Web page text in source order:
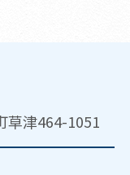
津464-1051